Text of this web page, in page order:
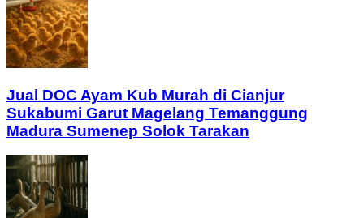
Jual DOC Ayam Kub Murah di Cianjur
Sukabumi Garut Magelang Temanggung
Madura Sumenep Solok Tarakan